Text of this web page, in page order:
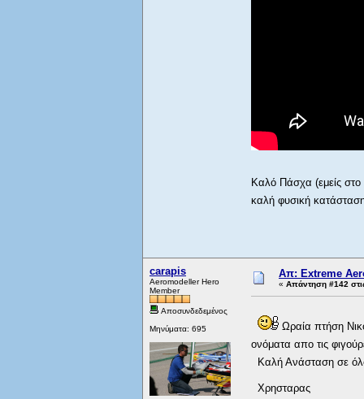
Καλό Πάσχα (εμείς στο
καλή φυσική
carapis
Aeromodeller Hero
Member
Αποσυνδεδεμένος
Μηνύματα: 695
Απ: Extreme
« Απάντηση #142
Ωραία πτήση
ονόματα απο τις
Καλή Ανάσταση σε
Χρησταρας